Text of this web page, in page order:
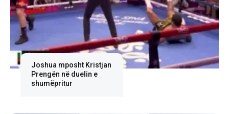
Joshua mposht Kristjan
Prengën në duelin e
shumëpritur